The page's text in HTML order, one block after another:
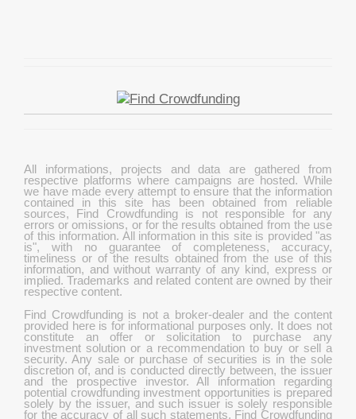
All informations, projects and data are gathered from
respective platforms where campaigns are hosted. While
we have made every attempt to ensure that the information
contained in this site has been obtained from reliable
sources, Find Crowdfunding is not responsible for any
errors or omissions, or for the results obtained from the use
of this information. All information in this site is provided "as
is", with no guarantee of completeness, accuracy,
timeliness or of the results obtained from the use of this
information, and without warranty of any kind, express or
implied. Trademarks and related content are owned by their
respective content.
Find Crowdfunding is not a broker-dealer and the content
provided here is for informational purposes only. It does not
constitute an offer or solicitation to purchase any
investment solution or a recommendation to buy or sell a
security. Any sale or purchase of securities is in the sole
discretion of, and is conducted directly between, the issuer
and the prospective investor. All information regarding
potential crowdfunding investment opportunities is prepared
solely by the issuer, and such issuer is solely responsible
for the accuracy of all such statements. Find Crowdfunding